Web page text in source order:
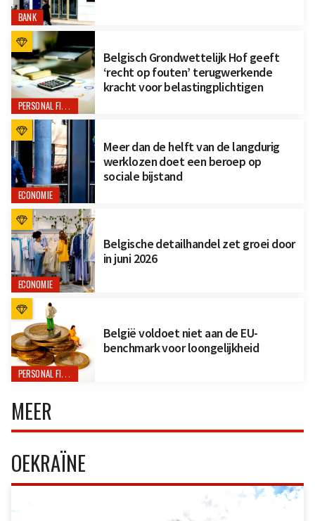
BANK
PERSONAL FINANCE
Belgisch Grondwettelijk Hof geeft
‘recht op fouten’ terugwerkende
kracht voor belastingplichtigen
ECONOMIE
Meer dan de helft van de langdurig
werklozen doet een beroep op
sociale bijstand
ECONOMIE
Belgische detailhandel zet groei door
in juni 2026
PERSONAL FINANCE
België voldoet niet aan de EU-
benchmark voor loongelijkheid
MEER
OEKRAÏNE